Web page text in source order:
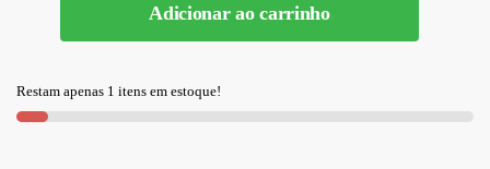
Adicionar ao carrinho
t
e
Restam apenas 1 itens em estoque!